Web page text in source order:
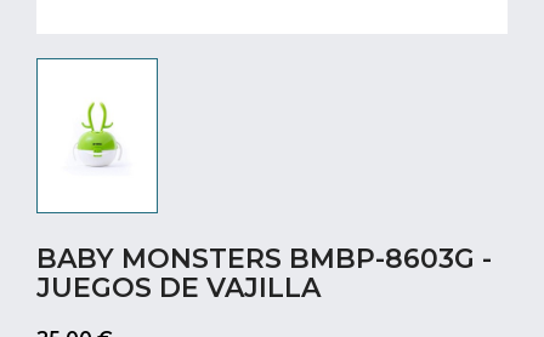
BABY MONSTERS BMBP-8603G -
JUEGOS DE VAJILLA